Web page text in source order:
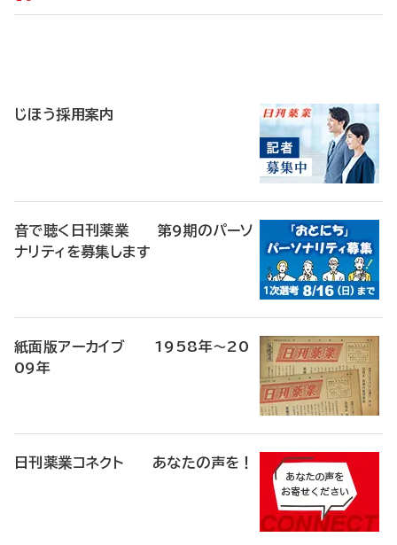
じほう採用案内
音で聴く日刊薬業 第9期のパーソ
ナリティを募集します
紙面版アーカイブ 1958年～20
09年
日刊薬業コネクト あなたの声を！